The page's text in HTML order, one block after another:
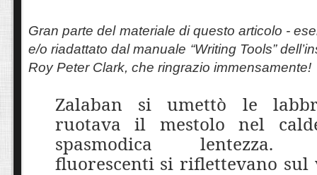
Gran parte del materiale di questo articolo -
e/o riadattato dal manuale “Writing Tools”
Roy Peter Clark, che ringrazio immensamente!
Zalaban si umettò le
ruotava il mestolo nel
spasmodica lentezza.
fluorescenti si riflettevano sul